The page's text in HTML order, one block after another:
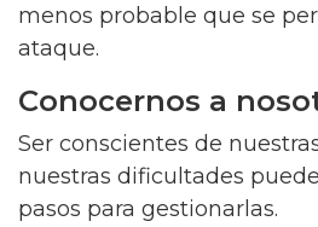
menos probable que se
ataque.
Conocernos a
Ser conscientes de
nuestras dificultades
pasos para gestionarlas.